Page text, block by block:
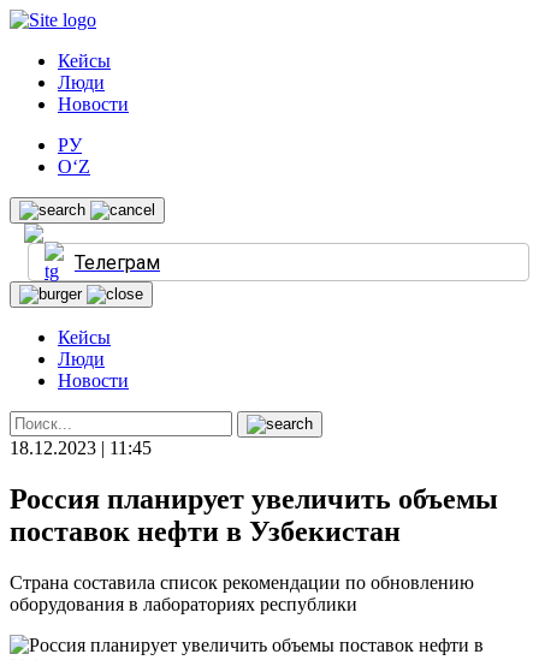
Кейсы
Люди
Новости
РУ
O‘Z
Телеграм
Кейсы
Люди
Новости
18.12.2023 | 11:45
Россия планирует увеличить объемы
поставок нефти в Узбекистан
Страна составила список рекомендации по обновлению
оборудования в лабораториях республики